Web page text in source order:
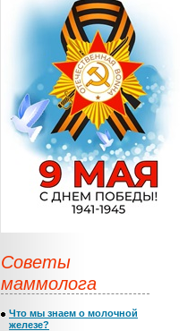
Советы
маммолога
Что мы знаем о молочной
железе?